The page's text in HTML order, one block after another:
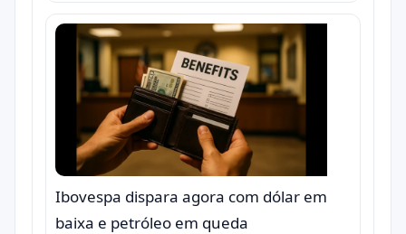
Ibovespa dispara agora com dólar em
baixa e petróleo em queda